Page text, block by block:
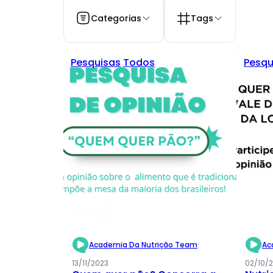
Categorias Tags
Pesquisas Todos
Academia Da Nutrição Team·
13/11/2023
02/10/